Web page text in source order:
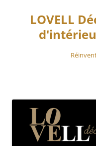
contenuLOVELL